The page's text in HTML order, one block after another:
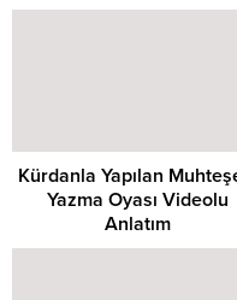
Kürdanla Yapılan
Yazma Oyası Videolu
Anlatım